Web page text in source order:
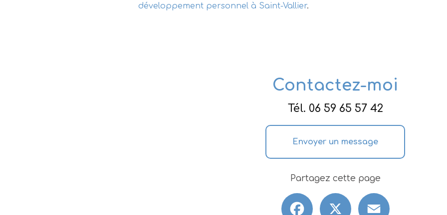
développement personnel à Saint-Vallier.
Contactez-moi
Tél. 06 59 65 57 42
Envoyer un message
Partagez cette page
Facebook